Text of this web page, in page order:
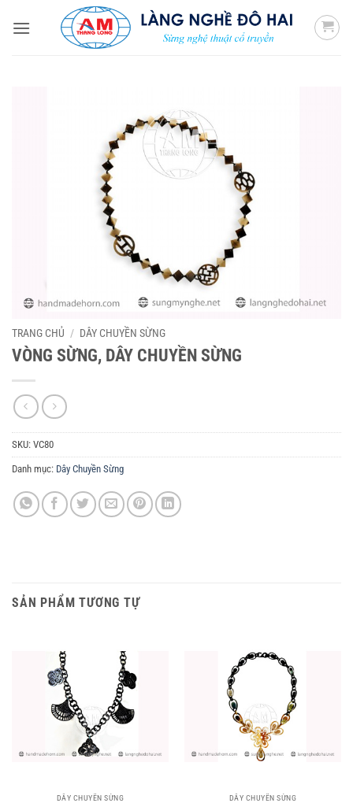
qua
TRANG CHỦ / DÂY CHUYỀN SỪNG
VÒNG SỪNG, DÂY CHUYỀN SỪNG
SKU: VC80
Danh mục: Dây Chuyền Sừng
SẢN PHẨM TƯƠNG TỰ
DÂY CHUYỀN SỪNG DÂY CHUYỀN SỪNG